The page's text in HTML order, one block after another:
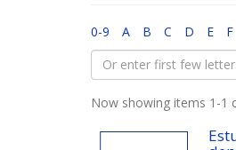
0-9 A B C D E F
Now showing items 1-1